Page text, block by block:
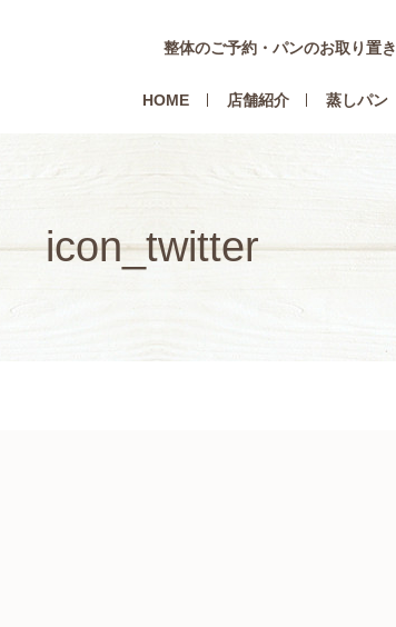
整体のご予約・パンのお取り置き
HOME 店舗紹介 蒸しパン
icon_twitter